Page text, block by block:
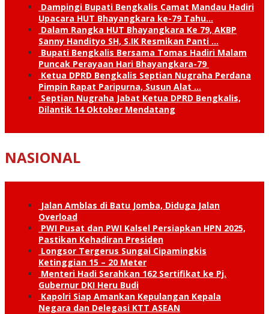
Dampingi Bupati Bengkalis Camat Mandau Hadiri
Upacara HUT Bhayangkara ke-79 Tahu…
Dalam Rangka HUT Bhayangkara Ke 79, AKBP
Sanny Handityo SH, S.IK Resmikan Panti …
Bupati Bengkalis Bersama Tomas Hadiri Malam
Puncak Perayaan Hari Bhayangkara-79
Ketua DPRD Bengkalis Septian Nugraha Perdana
Pimpin Rapat Paripurna, Susun Alat …
Septian Nugraha Jabat Ketua DPRD Bengkalis,
Dilantik 14 Oktober Mendatang
NASIONAL
Jalan Amblas di Batu Jomba, Diduga Jalan
Overload
PWI Pusat dan PWI Kalsel Persiapkan HPN 2025,
Pastikan Kehadiran Presiden
Longsor Tergerus Sungai Cipamingkis
Ketinggian 15 – 20 Meter
Menteri Hadi Serahkan 162 Sertifikat ke Pj.
Gubernur DKI Heru Budi
Kapolri Siap Amankan Kepulangan Kepala
Negara dan Delegasi KTT ASEAN